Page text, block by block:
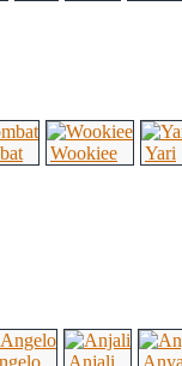
Wookiee Yari
Anjali Anya